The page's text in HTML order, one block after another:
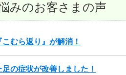
みのお客さまの声
むら返り』が解消！
の症状が改善しました！